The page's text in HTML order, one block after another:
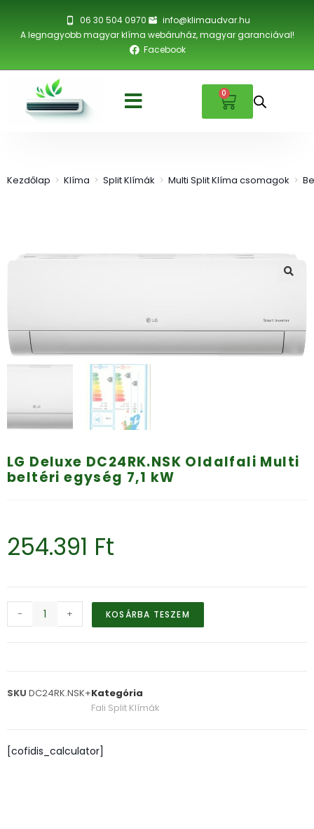
06 30 504 0970
info@klimaudvar.hu
A legnagyobb magyar klíma webáruház, magyar garanciával!
Facebook
0
Kezdőlap > Klíma > Split Klímák > Multi Split Klíma csomagok >
LG Deluxe DC24RK.NSK Oldalfali Multi
beltéri egység 7,1 kW
254.391 Ft
- + KOSÁRBA TESZEM
SKU DC24RK.NSK+Kategória
Fali Split Klímák
[cofidis_calculator]